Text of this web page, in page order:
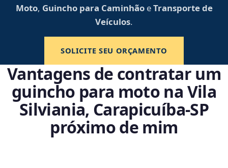
Moto, Guincho para CaminhãoeTransporte de
Veículos.
SOLICITE SEU ORÇAMENTO
Vantagens de contratar um
guincho para moto na Vila
Silviania, Carapicuíba‑SP
próximo de mim